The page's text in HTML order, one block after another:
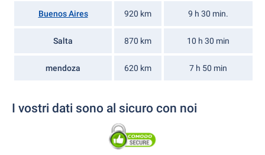
Buenos Aires 920 km 9 h 30 min.
Salta 870 km 10 h 30 min
mendoza 620 km 7 h 50 min
I vostri dati sono al sicuro con noi